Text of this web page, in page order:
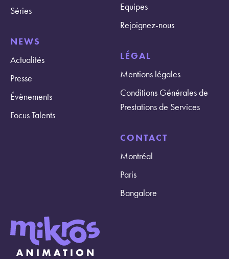
Séries
NEWS
Actualités
Presse
Évènements
Focus Talents
Equipes
Rejoignez-nous
LÉGAL
Mentions légales
Conditions Générales de
Prestations de Services
CONTACT
Montréal
Paris
Bangalore